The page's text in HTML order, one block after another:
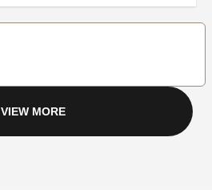
VIEW MORE